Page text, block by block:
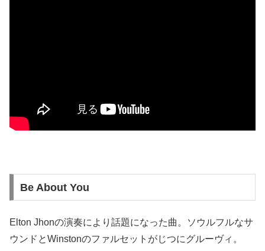
Be About You
Elton Jhonの演奏により話題になった曲。ソウルフルなサ
ウンドとWinstonのファルセットがじつにグルーヴィ。